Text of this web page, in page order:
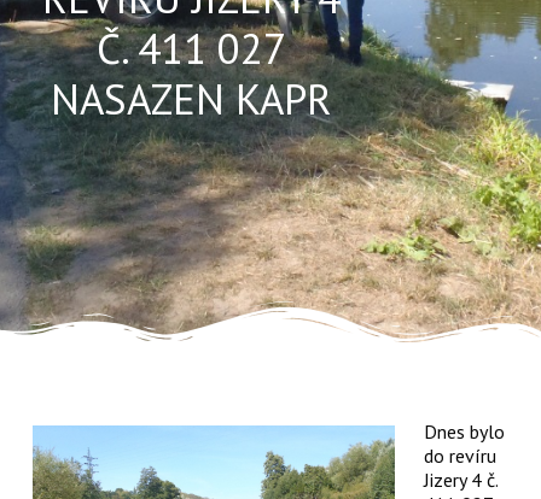
Č. 411 027
NASAZEN KAPR
Dnes bylo
do revíru
Jizery 4 č.